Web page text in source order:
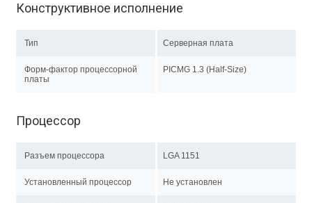
Конструктивное исполнение
Тип Серверная плата
Форм-фактор процессорной
платы
PICMG 1.3 (Half-Size)
Процессор
Разъем процессора LGA 1151
Установленный процессор Не установлен